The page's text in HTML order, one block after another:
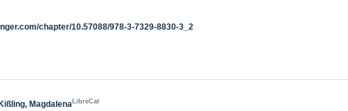
chapter/10.57088/978-3-7329-8830-3_2
Kißling, MagdalenaLibreCat